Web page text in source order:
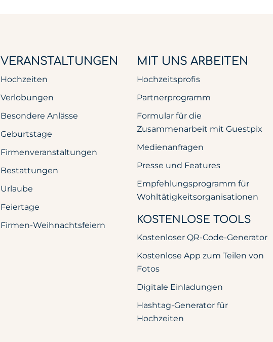
VERANSTALTUNGEN
Hochzeiten
Verlobungen
Besondere Anlässe
Geburtstage
Firmenveranstaltungen
Bestattungen
Urlaube
Feiertage
Firmen-Weihnachtsfeiern
MIT UNS ARBEITEN
Hochzeitsprofis
Partnerprogramm
Formular für die
Zusammenarbeit mit Guestpix
Medienanfragen
Presse und Features
Empfehlungsprogramm für
Wohltätigkeitsorganisationen
KOSTENLOSE TOOLS
Kostenloser QR-Code-Generator
Kostenlose App zum Teilen von
Fotos
Digitale Einladungen
Hashtag-Generator für
Hochzeiten